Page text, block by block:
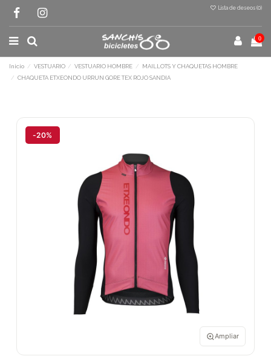
Lista de deseos (0)
0
Inicio VESTUARIO VESTUARIO HOMBRE
MAILLOTS Y CHAQUETAS HOMBRE
CHAQUETA ETXEONDO URRUN GORE TEX ROJO SANDIA
-20%
Ampliar
Terminal de consulta○ Motor activo -CHAQUETA ETXEONDO
URRUN GORE TEX ROJO SANDIA